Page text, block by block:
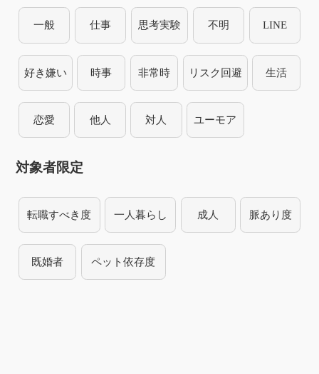
一般 仕事 思考実験 不明 LINE
好き嫌い 時事 非常時 リスク回避 生活
恋愛 他人 対人 ユーモア
対象者限定
転職すべき度 一人暮らし 成人 脈あり度
既婚者 ペット依存度